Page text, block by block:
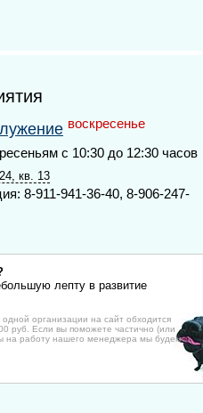
воскресенье
с 10:30 до 12:30 часов
кв. 13
8-911-941-36-40, 8-906-247-
лепту в развитие
организации на сайт обходится
руб. Если вы поможете частично (или
на работу нашего менеджера мы будем